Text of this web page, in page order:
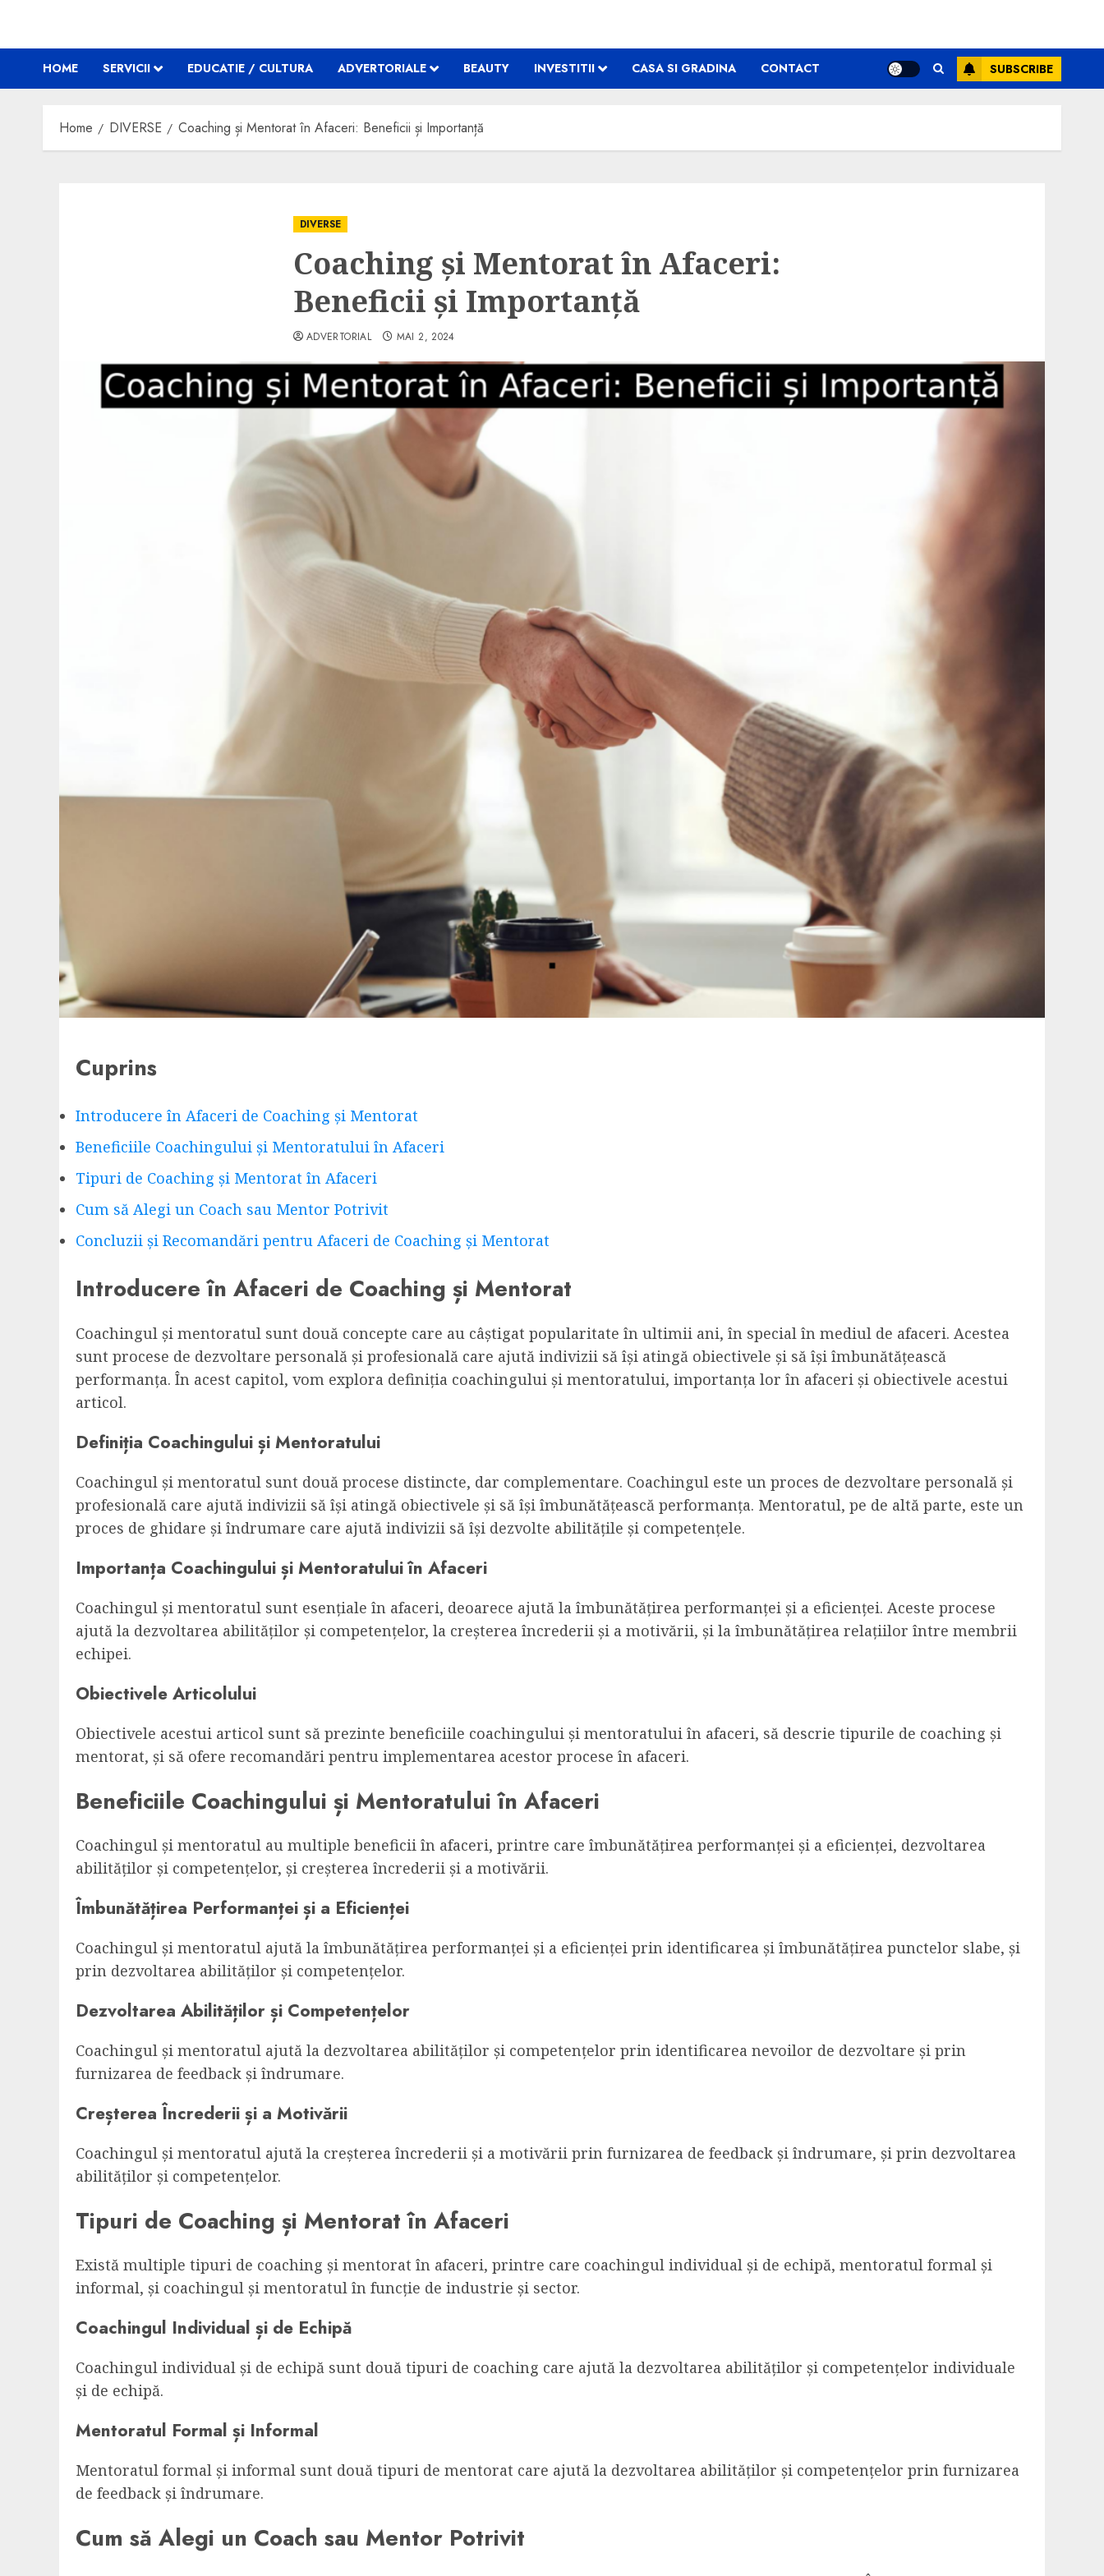
HOME SERVICII EDUCATIE / CULTURA ADVERTORIALE BEAUTY INVESTITII CASA SI GRADINA CONTACT SUBSCRIBE
Home DIVERSE Coaching și Mentorat în Afaceri: Beneficii și Importanță
DIVERSE
Coaching și Mentorat în Afaceri:
Beneficii și Importanță
ADVERTORIAL MAI 2, 2024
Cuprins
Introducere în Afaceri de Coaching și Mentorat
Beneficiile Coachingului și Mentoratului în Afaceri
Tipuri de Coaching și Mentorat în Afaceri
Cum să Alegi un Coach sau Mentor Potrivit
Concluzii și Recomandări pentru Afaceri de Coaching și Mentorat
Introducere în Afaceri de Coaching și Mentorat
Coachingul și mentoratul sunt două concepte care au câștigat popularitate în ultimii ani, în special în mediul de afaceri. Acestea
sunt procese de dezvoltare personală și profesională care ajută indivizii să își atingă obiectivele și să își îmbunătățească
performanța. În acest capitol, vom explora definiția coachingului și mentoratului, importanța lor în afaceri și obiectivele acestui
articol.
Definiția Coachingului și Mentoratului
Coachingul și mentoratul sunt două procese distincte, dar complementare. Coachingul este un proces de dezvoltare personală și
profesională care ajută indivizii să își atingă obiectivele și să își îmbunătățească performanța. Mentoratul, pe de altă parte, este un
proces de ghidare și îndrumare care ajută indivizii să își dezvolte abilitățile și competențele.
Importanța Coachingului și Mentoratului în Afaceri
Coachingul și mentoratul sunt esențiale în afaceri, deoarece ajută la îmbunătățirea performanței și a eficienței. Aceste procese
ajută la dezvoltarea abilităților și competențelor, la creșterea încrederii și a motivării, și la îmbunătățirea relațiilor între membrii
echipei.
Obiectivele Articolului
Obiectivele acestui articol sunt să prezinte beneficiile coachingului și mentoratului în afaceri, să descrie tipurile de coaching și
mentorat, și să ofere recomandări pentru implementarea acestor procese în afaceri.
Beneficiile Coachingului și Mentoratului în Afaceri
Coachingul și mentoratul au multiple beneficii în afaceri, printre care îmbunătățirea performanței și a eficienței, dezvoltarea
abilităților și competențelor, și creșterea încrederii și a motivării.
Îmbunătățirea Performanței și a Eficienței
Coachingul și mentoratul ajută la îmbunătățirea performanței și a eficienței prin identificarea și îmbunătățirea punctelor slabe, și
prin dezvoltarea abilităților și competențelor.
Dezvoltarea Abilităților și Competențelor
Coachingul și mentoratul ajută la dezvoltarea abilităților și competențelor prin identificarea nevoilor de dezvoltare și prin
furnizarea de feedback și îndrumare.
Creșterea Încrederii și a Motivării
Coachingul și mentoratul ajută la creșterea încrederii și a motivării prin furnizarea de feedback și îndrumare, și prin dezvoltarea
abilităților și competențelor.
Tipuri de Coaching și Mentorat în Afaceri
Există multiple tipuri de coaching și mentorat în afaceri, printre care coachingul individual și de echipă, mentoratul formal și
informal, și coachingul și mentoratul în funcție de industrie și sector.
Coachingul Individual și de Echipă
Coachingul individual și de echipă sunt două tipuri de coaching care ajută la dezvoltarea abilităților și competențelor individuale
și de echipă.
Mentoratul Formal și Informal
Mentoratul formal și informal sunt două tipuri de mentorat care ajută la dezvoltarea abilităților și competențelor prin furnizarea
de feedback și îndrumare.
Cum să Alegi un Coach sau Mentor Potrivit